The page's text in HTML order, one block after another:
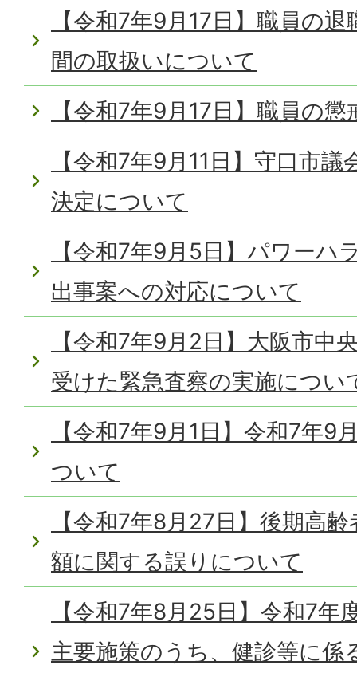
【令和7年9月17日】職員の
間の取扱いについて
【令和7年9月17日】職員の
【令和7年9月11日】守口市
決定について
【令和7年9月5日】パワーハ
出事案への対応について
【令和7年9月2日】大阪市中
受けた緊急査察の実施につい
【令和7年9月1日】令和7年9
ついて
【令和7年8月27日】後期高
額に関する誤りについて
【令和7年8月25日】令和7年
主要施策のうち、健診等に係